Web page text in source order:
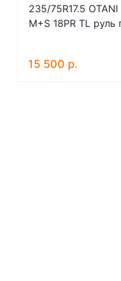
235/75R17.5
M+S 18PR TL руль
15 500 р.